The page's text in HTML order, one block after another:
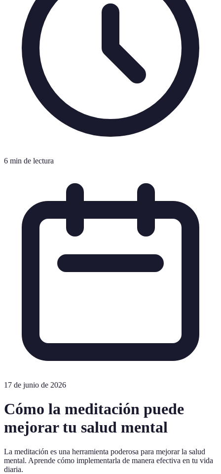
6 min de lectura
17 de junio de 2026
Cómo la meditación puede
mejorar tu salud mental
La meditación es una herramienta poderosa para mejorar la salud
mental. Aprende cómo implementarla de manera efectiva en tu vida
diaria.